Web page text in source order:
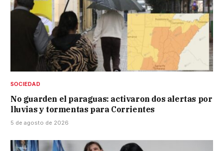
SOCIEDAD
No guarden el paraguas: activaron dos alertas por
lluvias y tormentas para Corrientes
5 de agosto de 2026